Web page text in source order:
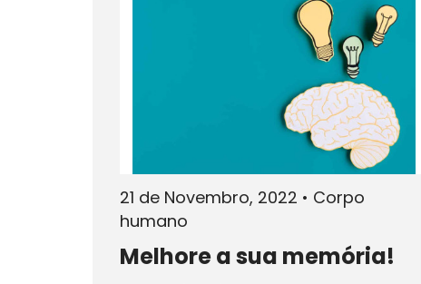
21 de Novembro, 2022 • Corpo
humano
Melhore a sua memória!